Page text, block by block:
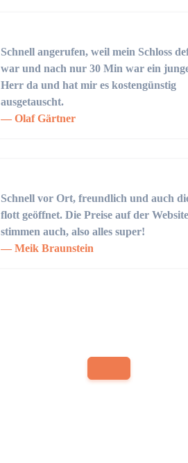
Schnell angerufen, weil mein Schloss
war und nach nur 30 Min war ein
Herr da und hat mir es kostengünstig
ausgetauscht.
Olaf Gärtner
Schnell vor Ort, freundlich und auch
flott geöffnet. Die Preise auf der Website
stimmen auch, also alles super!
Meik Braunstein